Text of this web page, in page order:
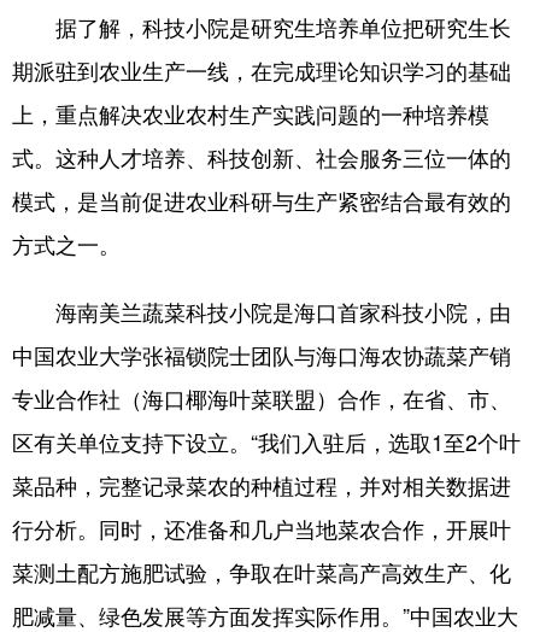
据了解，科技小院是研究生培养单位把研究生长
期派驻到农业生产一线，在完成理论知识学习的基础
上，重点解决农业农村生产实践问题的一种培养模
式。这种人才培养、科技创新、社会服务三位一体的
模式，是当前促进农业科研与生产紧密结合最有效的
方式之一。
海南美兰蔬菜科技小院是海口首家科技小院，由
中国农业大学张福锁院士团队与海口海农协蔬菜产销
专业合作社（海口椰海叶菜联盟）合作，在省、市、
区有关单位支持下设立。“我们入驻后，选取1至2个叶
菜品种，完整记录菜农的种植过程，并对相关数据进
行分析。同时，还准备和几户当地菜农合作，开展叶
菜测土配方施肥试验，争取在叶菜高产高效生产、化
肥减量、绿色发展等方面发挥实际作用。”中国农业大